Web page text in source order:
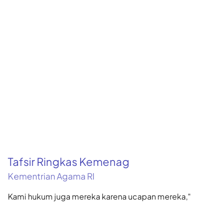
Tafsir Ringkas Kemenag
Kementrian Agama RI
Kami hukum juga mereka karena ucapan mereka,"